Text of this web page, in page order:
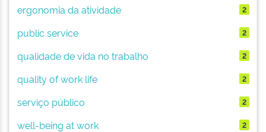
ergonomia da atividade
2
public service 2
qualidade de vida no trabalho 2
quality of work life 2
serviço público 2
well-being at work 2